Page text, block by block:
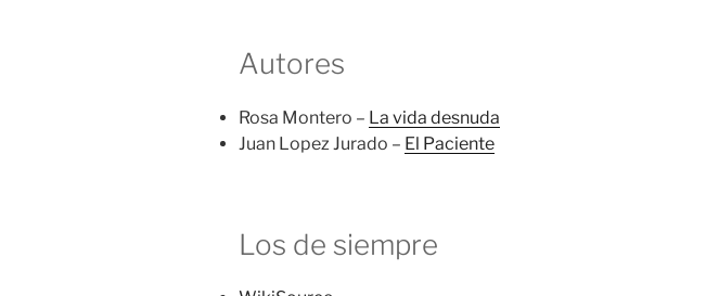
Autores
Rosa Montero – La vida desnuda
Juan Lopez Jurado – El Paciente
Los de siempre